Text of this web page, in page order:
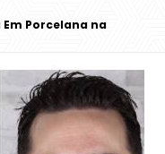
Em Porcelana na